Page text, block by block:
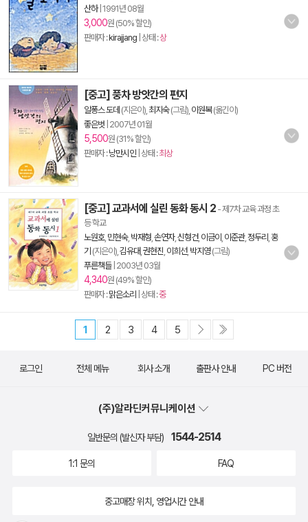
산하| 1991년 08월
3,000원 (50% 할인)
판매자 :kirajjang | 상태 :상
[중고] 풍차 방앗간의 편지
알퐁스 도데 (지은이), 최지숙(그림), 이원복(옮긴이)
좋은벗 2007년 01월
5,500원 (31% 할인)
판매자 :낭만시인 | 상태 :최상
[중고] 교과서에 실린 동화 동시 2 - 제7차 교육 과정 초
등 학교
노원호, 민현숙, 박재형 손연자, 신형건, 이금이 이준관, 정두리 홍
기 (지은이), 김유대 권현진 이희선, 박지영(그림)
푸른책들| 2003년 03월
4,340원 (49% 할인)
판매자 :맑은소리 | 상태 :중
1 2 3 4 5
로그인 전체 메뉴 회사 소개 출판사 안내 PC 버전
(주)알라딘커뮤니케이션
일반문의 (발신자 부담) 1544-2514
1:1 문의 FAQ
중고매장 위치, 영업시간 안내